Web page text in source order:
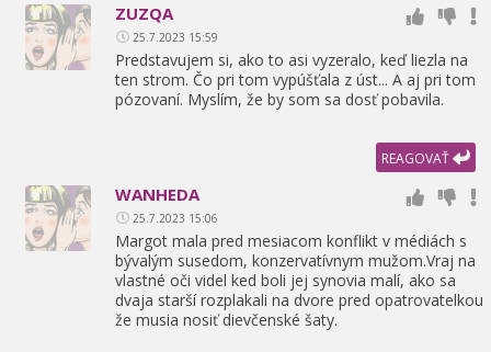
ZUZQA
25.7.2023 15:59
Predstavujem si, ako to asi vyzeralo, keď liezla na
ten strom. Čo pri tom vypúšťala z úst... A aj pri tom
pózovaní. Myslím, že by som sa dosť pobavila.
REAGOVAŤ
WANHEDA
25.7.2023 15:06
Margot mala pred mesiacom konflikt v médiách s
bývalým susedom, konzervatívnym mužom.Vraj na
vlastné oči videl ked boli jej synovia malí, ako sa
dvaja starší rozplakali na dvore pred opatrovatelkou
že musia nosiť dievčenské šaty.